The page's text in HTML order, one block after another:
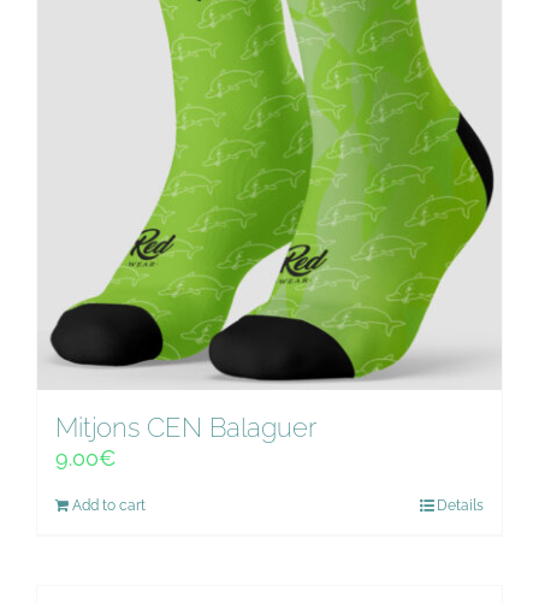
Mitjons CEN Balaguer
9.00€
Add to cart Details